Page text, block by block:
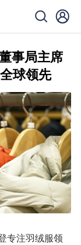
事局主席
球领先
专注羽绒服领